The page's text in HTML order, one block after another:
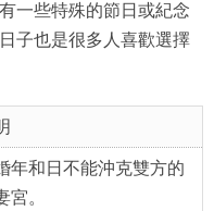
一些特殊的節日或紀念
子也是很多人喜歡選擇
年和日不能沖克雙方的
宮。